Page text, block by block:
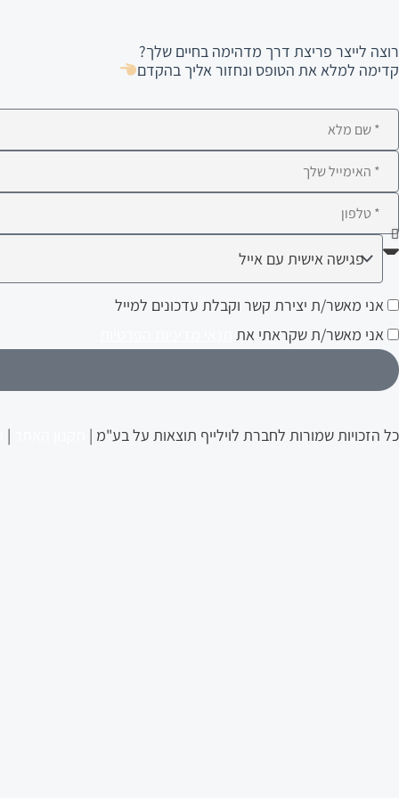
רוצה לייצר פריצת דרך מדהימה בחיים שלך?
קדימה למלא את הטופס ונחזור אליך בהקדם
מלא
אימייל
טלפון
מה
מעניין
אותך?
אני
מאשר/ת
יצירת
קשר
אני מאשר/ת יצירת קשר וקבלת עדכונים למייל
אני מאשר/ת שקראתי את
כל הזכויות שמורות לחברת לוילייף תוצאות על בע"מ | |